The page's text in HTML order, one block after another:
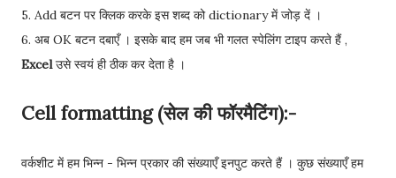
5. Add बटन पर क्लिक करके इस शब्द को dictionary में जोड़ दें ।
6. अब OK बटन दबाएँ । इसके बाद हम जब भी गलत स्पेलिंग टाइप करते हैं ,
Excelउसे स्वयं ही ठीक कर देता है ।
Cell formatting (सेल की फॉरमैटिंग):-
वर्कशीट में हम भिन्न - भिन्न प्रकार की संख्याएँ इनपुट करते हैं । कुछ संख्याएँ हम